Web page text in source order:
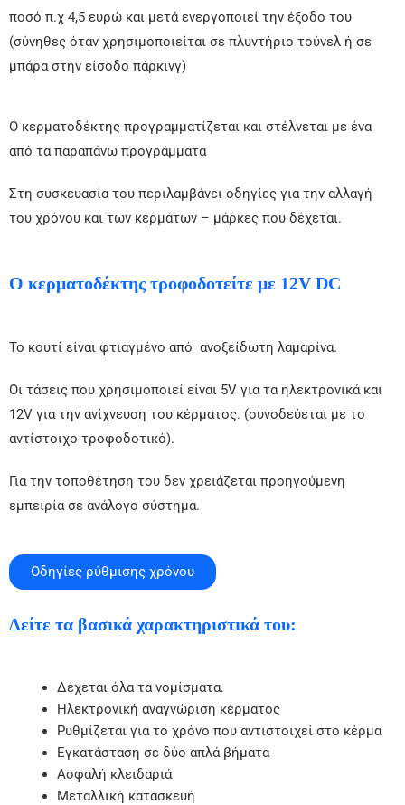
ποσό π.χ 4,5 ευρώ και μετά ενεργοποιεί την έξοδο του
(σύνηθες όταν χρησιμοποιείται σε πλυντήριο τούνελ ή σε
μπάρα στην είσοδο πάρκινγ)
Ο κερματοδέκτης προγραμματίζεται και στέλνεται με ένα
από τα παραπάνω προγράμματα
Στη συσκευασία του περιλαμβάνει οδηγίες για την αλλαγή
του χρόνου και των κερμάτων – μάρκες που δέχεται.
Ο κερματοδέκτηςτροφοδοτείτε με 12V DC
Το κουτί είναι φτιαγμένο από ανοξείδωτη λαμαρίνα.
Οι τάσεις που χρησιμοποιεί είναι 5V για τα ηλεκτρονικά και
12V για την ανίχνευση του κέρματος. (συνοδεύεται με το
αντίστοιχο τροφοδοτικό).
Για την τοποθέτηση του δεν χρειάζεται προηγούμενη
εμπειρία σε ανάλογο σύστημα.
Οδηγίες ρύθμισης χρόνου
Δείτε τα βασικά χαρακτηριστικά του:
Δέχεται όλα τα νομίσματα.
Ηλεκτρονική αναγνώριση κέρματος
Ρυθμίζεται για το χρόνο που αντιστοιχεί στο κέρμα
Εγκατάσταση σε δύο απλά βήματα
Ασφαλή κλειδαριά
Μεταλλική κατασκευή